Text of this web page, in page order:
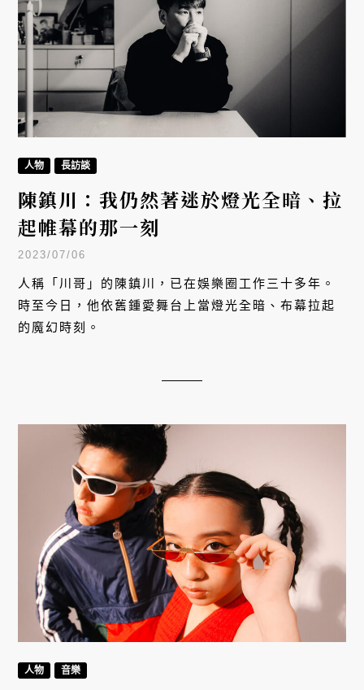
人物 長訪談
陳鎮川：我仍然著迷於燈光全暗、拉
起帷幕的那一刻
2023/07/06
人稱「川哥」的陳鎮川，已在娛樂圈工作三十多年。
時至今日，他依舊鍾愛舞台上當燈光全暗、布幕拉起
的魔幻時刻。
人物 音樂